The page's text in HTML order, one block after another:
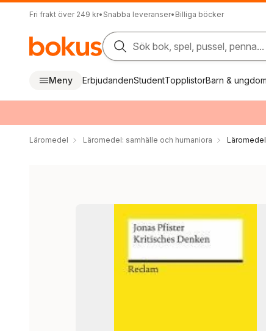
Fri frakt över 249 kr• Snabba leveranser• Billiga böcker
Sök bok, spel, pussel, penna...
Meny ErbjudandenStudentTopplistorBarn & ungdom
Läromedel Läromedel: samhälle och humaniora